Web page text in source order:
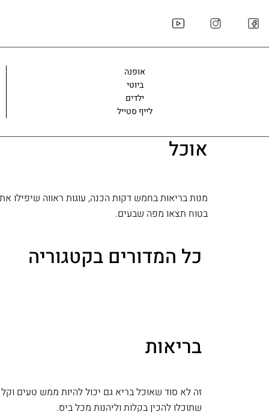
לתוכן
אופנה
ביוטי
ילדים
לייף סטייל
אוכל
מנות בריאות בחמש דקות הכנה, עוגות ראווה שיפילו
בטוח תצאו מפה שבעים.
כל המדורים בקטגוריה
בריאות
זה לא סוד שאוכל בריא גם יכול להיות ממש טעים
שתוכלו להכין בקלות וליהנות מכל ביס.